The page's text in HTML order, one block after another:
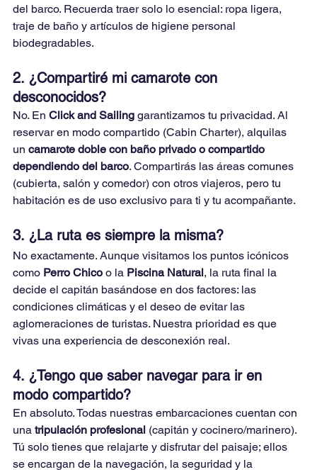
del barco. Recuerda traer solo lo esencial: ropa ligera,
traje de baño y artículos de higiene personal
biodegradables.
2. ¿Compartiré mi camarote con
desconocidos?
No. En Click and Sailing garantizamos tu privacidad. Al
reservar en modo compartido (Cabin Charter), alquilas
un camarote doble con baño privado o compartido
dependiendo del barco. Compartirás las áreas comunes
(cubierta, salón y comedor) con otros viajeros, pero tu
habitación es de uso exclusivo para ti y tu acompañante.
3. ¿La ruta es siempre la misma?
No exactamente. Aunque visitamos los puntos icónicos
como Perro Chico o la Piscina Natural, la ruta final la
decide el capitán basándose en dos factores: las
condiciones climáticas y el deseo de evitar las
aglomeraciones de turistas. Nuestra prioridad es que
vivas una experiencia de desconexión real.
4. ¿Tengo que saber navegar para ir en
modo compartido?
En absoluto. Todas nuestras embarcaciones cuentan con
una tripulación profesional (capitán y cocinero/marinero).
Tú solo tienes que relajarte y disfrutar del paisaje; ellos
se encargan de la navegación, la seguridad y la